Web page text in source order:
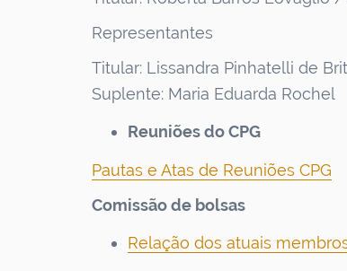
Representantes
Titular: Lissandra Pinhatelli de
Suplente: Maria Eduarda Rochel
Reuniões do CPG
Pautas e Atas de Reuniões CPG
Comissão de bolsas
Relação dos atuais